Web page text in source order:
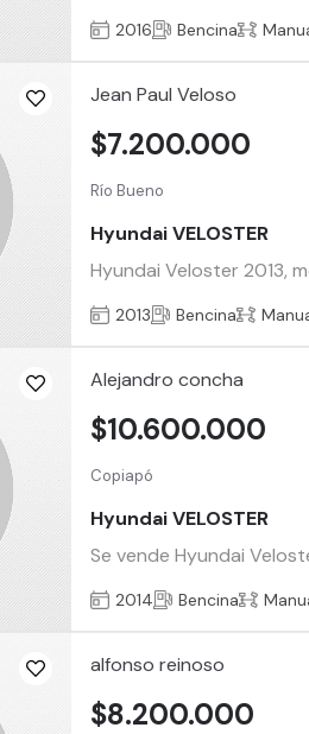
2016 Bencina
Jean Paul Veloso
Río Bueno
Hyundai VELOSTER
Hyundai Veloster 2013,
$7.200.000
2013 Bencina
Alejandro concha
Copiapó
Hyundai VELOSTER
Se vende Hyundai
$10.600.000
2014 Bencina
alfonso reinoso
$8.200.000